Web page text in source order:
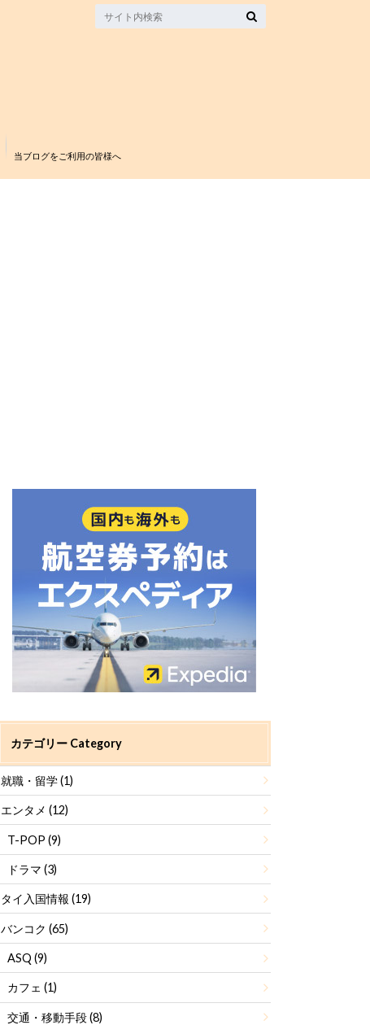
当ブログをご利用の皆様へ
カテゴリー Category
就職・留学(1)
エンタメ(12)
T-POP (9)
ドラマ (3)
タイ入国情報(19)
バンコク(65)
ASQ (9)
カフェ (1)
交通・移動手段(8)